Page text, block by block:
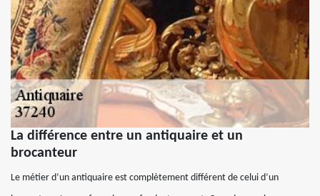
La différence entre un antiquaire et un
brocanteur
Le métier d’un antiquaire est complètement différent de celui d’un